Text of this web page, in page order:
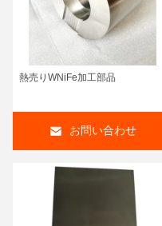
熱売りWNiFe加工部品
お問い合わせ